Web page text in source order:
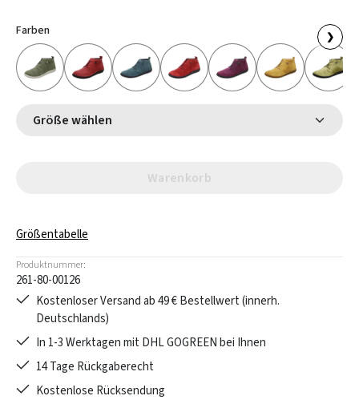
Farben ❯
Größe wählen
Warenkorb
Größentabelle
Produktnummer:
261-80-00126
Kostenloser Versand ab 49 € Bestellwert (innerh.
Deutschlands)
In 1-3 Werktagen mit DHL GOGREEN bei Ihnen
14 Tage Rückgaberecht
Kostenlose Rücksendung